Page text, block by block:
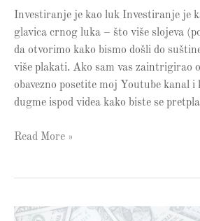
Investiranje je kao luk Investiranje je
glavica crnog luka – što više slojeva
da otvorimo kako bismo došli do
više plakati. Ako sam vas zaintrigirao
obavezno posetite moj Youtube kanal i
dugme ispod videa kako biste se
Read More »
Besplatni